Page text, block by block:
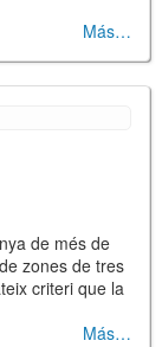
Más
de més de
zones de tres
criteri que la
Más